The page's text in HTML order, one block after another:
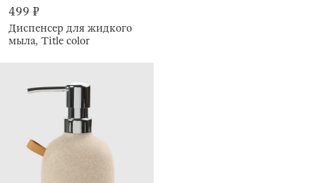
499 ₽
Диспенсер для жидкого
мыла, Title color